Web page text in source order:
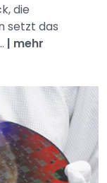
die
setzt das
| mehr